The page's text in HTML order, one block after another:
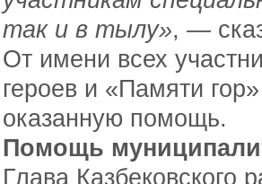
так и в тылу», —
От имени всех
героев и «Памяти
оказанную помощь.
Помощь
Глава Казбековского